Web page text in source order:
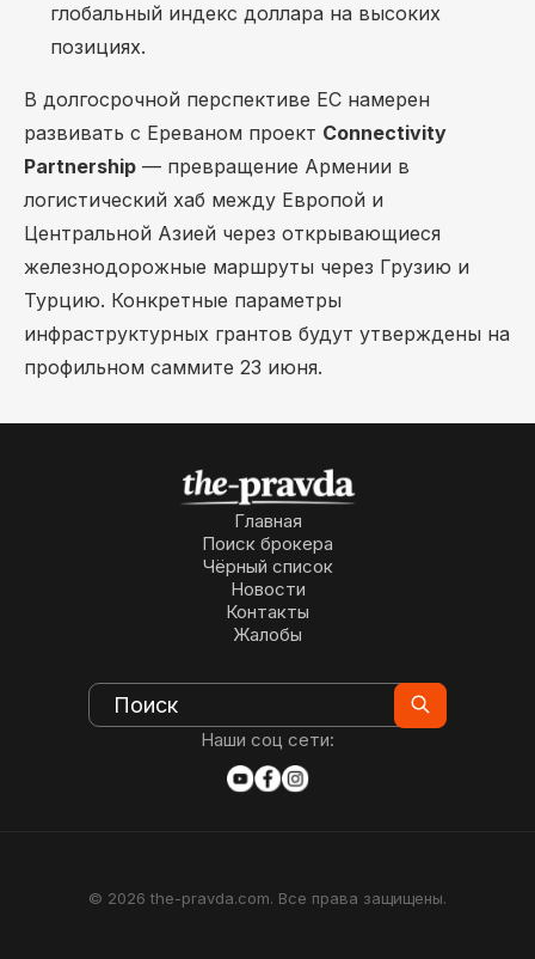
глобальный индекс доллара на высоких
позициях.
В долгосрочной перспективе ЕС намерен
развивать с Ереваном проект Connectivity
Partnership — превращение Армении в
логистический хаб между Европой и
Центральной Азией через открывающиеся
железнодорожные маршруты через Грузию и
Турцию. Конкретные параметры
инфраструктурных грантов будут утверждены на
профильном саммите 23 июня.
Главная
Поиск брокера
Чёрный список
Новости
Контакты
Жалобы
Наши соц сети:
© 2026 the-pravda.com. Все права защищены.